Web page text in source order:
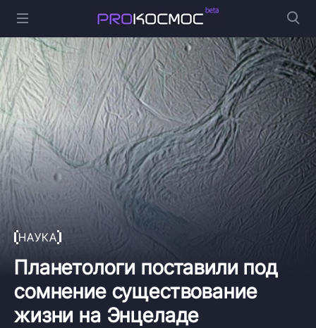
НАУКА
Планетологи поставили под
сомнение существование
жизни на Энцеладе